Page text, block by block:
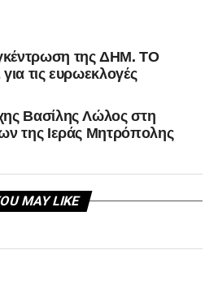
της ΔΗΜ. ΤΟ
τις ευρωεκλογές
Βασίλης Λώλος στη
της Ιεράς Μητρόπολης
MAY LIKE